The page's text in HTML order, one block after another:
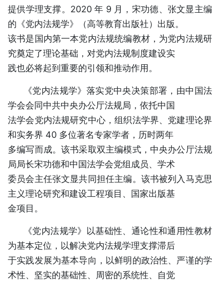
提供学理支撑。2020 年 9 月，宋功德、张文显主编
的《党内法规学》（高等教育出版社）出版。
该书是国内第一本党内法规统编教材，为党内法规研
究奠定了理论基础，对党内法规制度建设实
践也必将起到重要的引领和推动作用。
《党内法规学》落实党中央决策部署，由中国法
学会会同中共中央办公厅法规局，依托中国
法学会党内法规研究中心，组织法学界、党建理论界
和实务界 40 多位著名专家学者，历时两年
多编写而成。该书采取双主编模式，中央办公厅法规
局局长宋功德和中国法学会党组成员、学术
委员会主任张文显共同担任主编。该书被列入马克思
主义理论研究和建设工程项目、国家出版基
金项目。
《党内法规学》以基础性、通论性和通用性教材
为基本定位，以解决党内法规学理支撑滞后
于实践发展为基本导向，以鲜明的政治性、严谨的学
术性、坚实的基础性、周密的系统性、自觉